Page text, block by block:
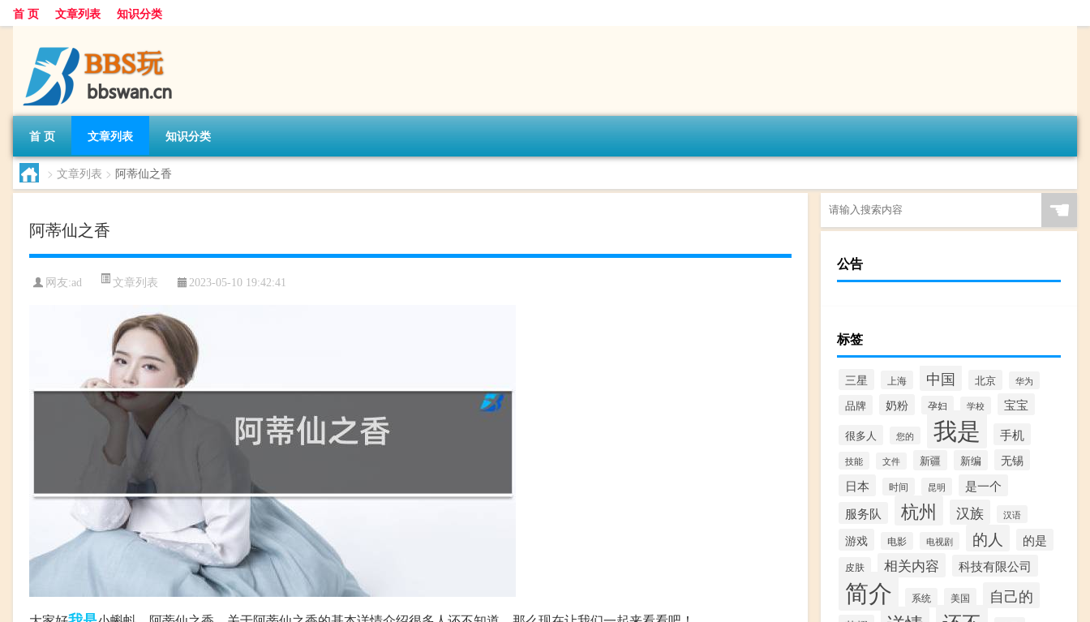
首 页 文章列表 知识分类
首 页 文章列表 知识分类
> 文章列表 > 阿蒂仙之香
阿蒂仙之香
网友:ad 文章列表 2023-05-10 19:42:41
☚
公告
标签
三星 上海 中国 北京 华为
品牌 奶粉 孕妇 学校 宝宝
很多人 您的 我是 手机
技能 文件 新疆 新编 无锡
日本 时间 昆明
是一个
服务队
杭州 汉族 汉语
游戏 电影 电视剧 的人 的是
皮肤 相关内容 科技有限公司
简介 系统 美国 自己的